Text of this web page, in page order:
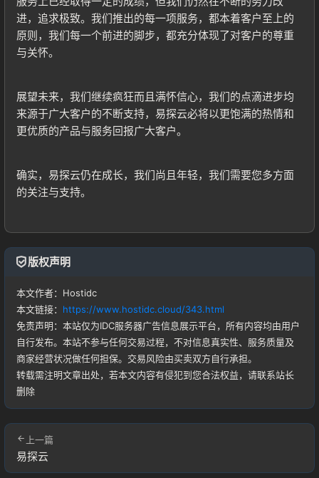
进，追求极致。我们推出的每一项服务，都本着客户至上的
原则，我们每一个前进的脚步，都充分体现了对客户的尊重
与关怀。
展望未来，我们继续疯狂而且满怀信心，我们的点滴进步均
来源于广大客户的不断支持，易探云必将以更饱满的热情和
更优质的产品与服务回报广大客户。
确实，易探云仍在成长，我们尚且年轻，我们需要您多方面
的关注与支持。
版权声明
本文作者：Hostidc
本文链接： https://www.hostidc.cloud/343.html
免责声明：本站仅为IDC服务器广告信息展示平台，所有内容均由用户
自行发布。本站不参与任何交易过程，不对信息真实性、服务质量及
商家经营状况做任何担保。交易风险由买卖双方自行承担。
转载需注明文章出处，若本文内容有侵犯到您合法权益，请联系站长
删除
上一篇
易探云
记住登录 忘记密码?
登录
用户协议